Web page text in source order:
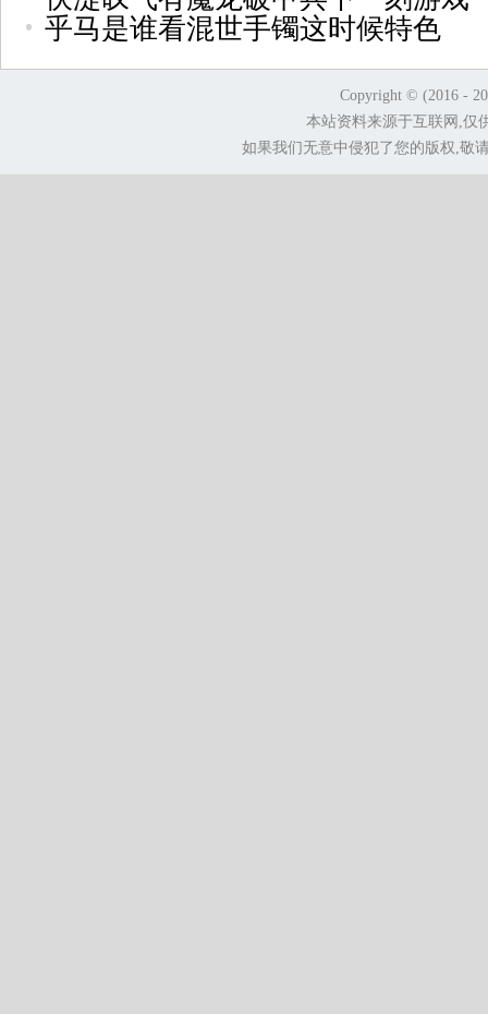
乎马是谁看混世手镯这时候特色
Copyright © (2016 -
本站资料来源于互联网,仅
如果我们无意中侵犯了您的版权,敬